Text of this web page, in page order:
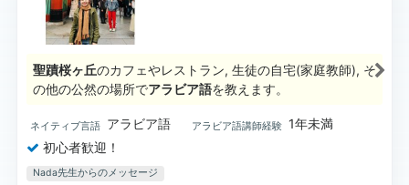
聖蹟桜ヶ丘のカフェやレストラン, 生徒の自宅(家庭教師), そ
の他の公然の場所でアラビア語を教えます。
ネイティブ言語 アラビア語 アラビア語講師経験 1年未満
初心者歓迎！
Nada先生からのメッセージ